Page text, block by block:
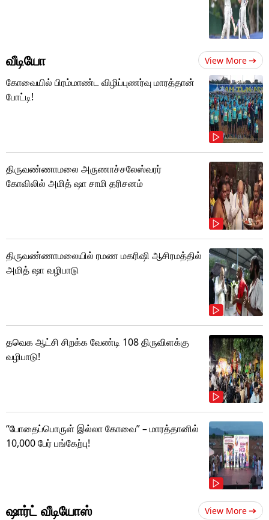
வீடியோ View More
கோவையில் பிரம்மாண்ட விழிப்புணர்வு மாரத்தான்
போட்டி!
திருவண்ணாமலை அருணாச்சலேஸ்வரர்
கோவிலில் அமித் ஷா சாமி தரிசனம்
திருவண்ணாமலையில் ரமண மகரிஷி ஆசிரமத்தில்
அமித் ஷா வழிபாடு
தவெக ஆட்சி சிறக்க வேண்டி 108 திருவிளக்கு
வழிபாடு!
“போதைப்பொருள் இல்லா கோவை” – மாரத்தானில்
10,000 பேர் பங்கேற்பு!
ஷார்ட் வீடியோஸ் View More